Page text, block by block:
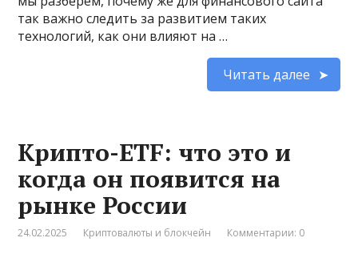
так важно следить за развитием таких
технологий, как они влияют на …
Читать далее
Крипто-ETF: что это и
когда он появится на
рынке России
24.02.2025 Криптовалюты и блокчейн Комментарии: 0